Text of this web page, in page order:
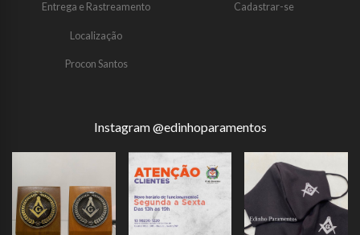
Entrega e Rastreamento
Localização
Procon Santos
Cadastrar-se
Instagram @edinhoparamentos